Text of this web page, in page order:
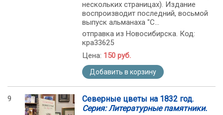
нескольких страницах). Издание
воспроизводит последний, восьмой
выпуск альманаха "С...
отправка из Новосибирска. Код:
кра33625
Цена: 150 руб.
Добавить в корзину
9
Северные цветы на 1832 год.
Серия: Литературные памятники.